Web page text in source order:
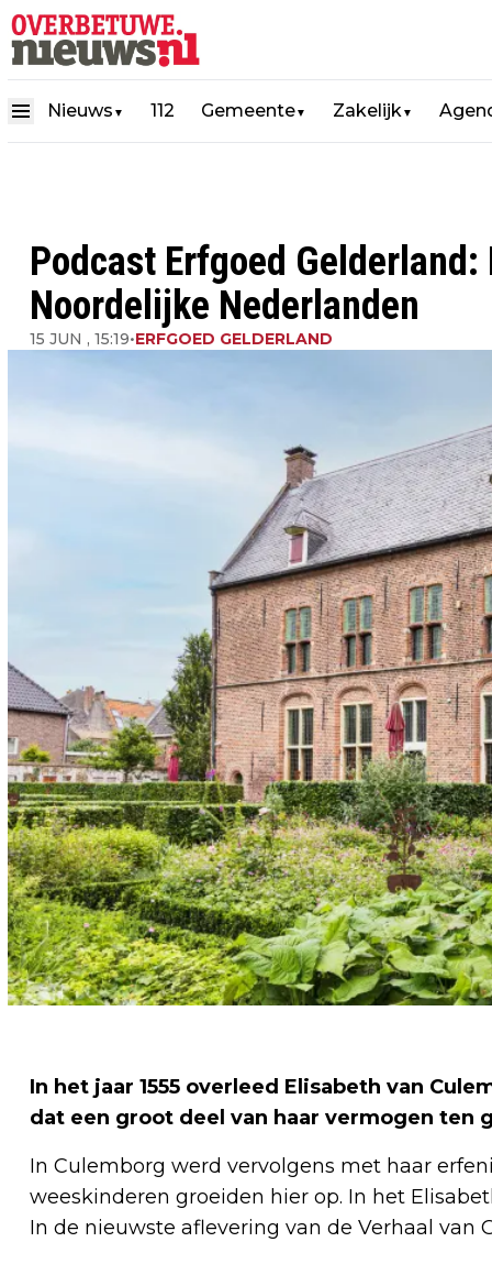
Nieuws ▼ 112 Gemeente▼ Zakelijk▼
Podcast Erfgoed
Noordelijke Nederlanden
15 JUN , 15:19•ERFGOED GELDERLAND
In het jaar 1555 overleed Elisabeth van
dat een groot deel van haar vermogen ten
In Culemborg werd vervolgens met haar
weeskinderen groeiden hier op. In het
In de nieuwste aflevering van de Verhaal van